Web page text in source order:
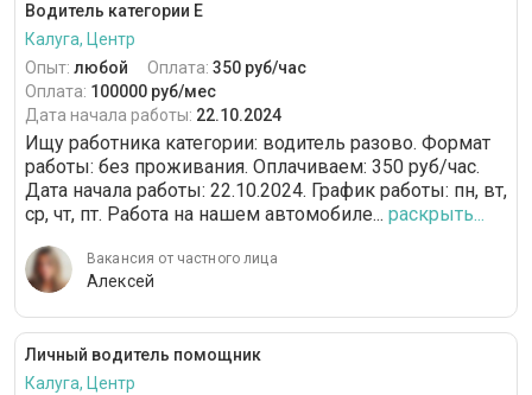
Водитель категории Е
Калуга, Центр
Опыт: любой Оплата: 350 руб/час
Оплата: 100000 руб/мес
Дата начала работы: 22.10.2024
Ищу работника категории: водитель разово. Формат
работы: без проживания. Оплачиваем: 350 руб/час.
Дата начала работы: 22.10.2024. График работы: пн, вт,
ср, чт, пт. Работа на нашем автомобиле... раскрыть...
Вакансия от частного лица
Алексей
Личный водитель помощник
Калуга, Центр